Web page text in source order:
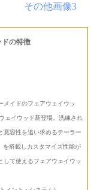
その他画像3
の特徴
メイドのフェアウェイウッ
ェイウッド新登場。洗練され
寛容性を追い求めるテーラー
を搭載しカスタマイズ性能が
して使えるフェアウェイウッ